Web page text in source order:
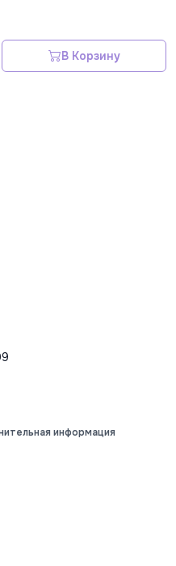
В Корзину
информация